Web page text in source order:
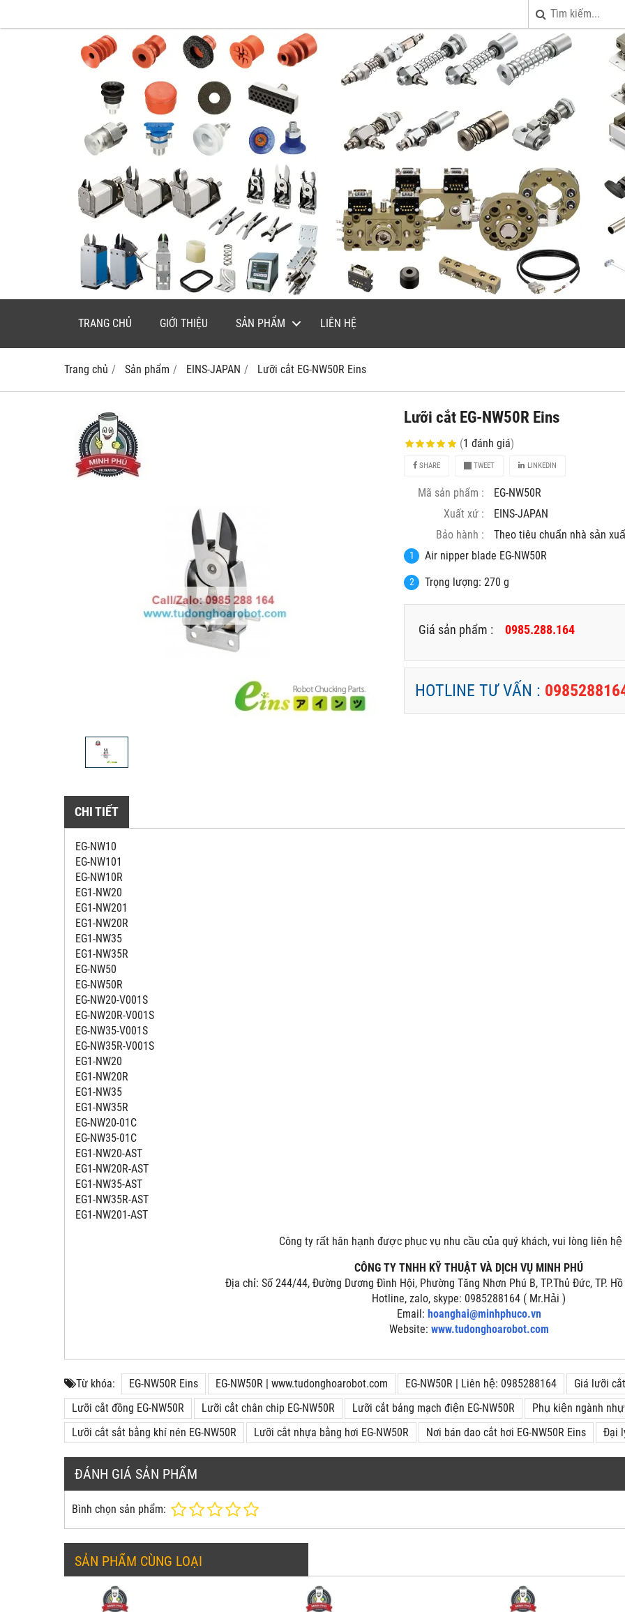
TRANG CHỦ GIỚI THIỆU SẢN PHẨM LIÊN HỆ
Trang chủ Sản phẩm EINS-JAPAN Lưỡi cắt EG-NW50R Eins
Lưỡi cắt EG-NW50R Eins
(1đánh giá)
SHARE TWEET LINKEDIN
Mã sản phẩm :
EG-NW50R
Xuất xứ :
EINS-JAPAN
Bảo hành :
Theo tiêu chuẩn nhà sản
Air nipper blade EG-NW50R
Trọng lượng: 270 g
Giá sản phẩm : 0985.288.164
HOTLINE TƯ VẤN :
CHI TIẾT
EG-NW10
EG-NW101
EG-NW10R
EG1-NW20
EG1-NW201
EG1-NW20R
EG1-NW35
EG1-NW35R
EG-NW50
EG-NW50R
EG-NW20-V001S
EG-NW20R-V001S
EG-NW35-V001S
EG-NW35R-V001S
EG1-NW20
EG1-NW20R
EG1-NW35
EG1-NW35R
EG-NW20-01C
EG-NW35-01C
EG1-NW20-AST
EG1-NW20R-AST
EG1-NW35-AST
EG1-NW35R-AST
EG1-NW201-AST
Công ty rất hân hạnh được phục vụ nhu cầu của quý khách, vui lòng liên
CÔNG TY TNHH KỸ THUẬT VÀ DỊCH VỤ MINH PHÚ
Địa chỉ: Số 244/44, Đường Dương Đình Hội, Phường Tăng Nhơn Phú B, TP.Thủ Đức, TP.
Hotline, zalo, skype: 0985288164 ( Mr.Hải )
Email: hoanghai@minhphuco.vn
Website: www.tudonghoarobot.com
Từ khóa: EG-NW50R Eins EG-NW50R | www.tudonghoarobot.com EG-NW50R | Liên hệ: 0985288164
Giá lưỡi
Lưỡi cắt đồng EG-NW50R
Lưỡi cắt chân chip EG-NW50R Lưỡi cắt bảng mạch điện EG-NW50R
Phụ kiện ngành
Lưỡi cắt sắt bằng khí nén EG-NW50R
Lưỡi cắt nhựa bằng hơi EG-NW50R Nơi bán dao cắt hơi EG-NW50R Eins Đại
ĐÁNH GIÁ SẢN PHẨM
Bình chọn sản phẩm:
SẢN PHẨM CÙNG LOẠI